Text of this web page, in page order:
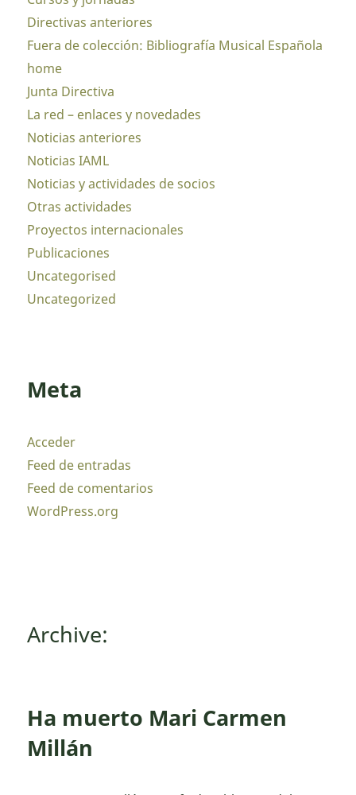
Directivas anteriores
Fuera de colección: Bibliografía Musical Española
home
Junta Directiva
La red – enlaces y novedades
Noticias anteriores
Noticias IAML
Noticias y actividades de socios
Otras actividades
Proyectos internacionales
Publicaciones
Uncategorised
Uncategorized
Meta
Acceder
Feed de entradas
Feed de comentarios
WordPress.org
Archive:
Ha muerto Mari Carmen
Millán